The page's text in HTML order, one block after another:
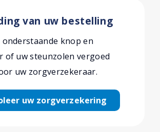
van uw bestelling
onderstaande knop en
of uw steunzolen vergoed
uw zorgverzekeraar.
uw zorgverzekering